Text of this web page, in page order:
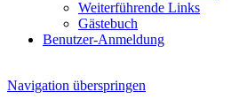
Weiterführende Links
Gästebuch
Benutzer-Anmeldung
Navigation überspringen